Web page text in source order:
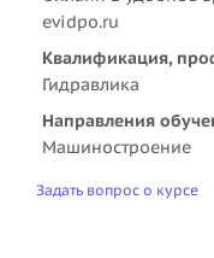
evidpo.ru
Квалификация,
Гидравлика
Направления
Машиностроение
Задать вопрос о курсе